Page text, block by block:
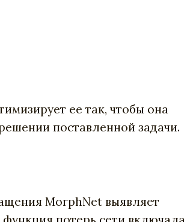
ее так, чтобы она
поставленной задачи.
MorphNet выявляет